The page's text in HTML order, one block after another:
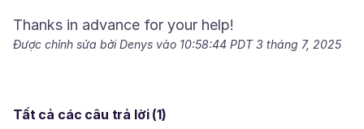
Được chỉnh sửa bởi Denys vào 10:58:44 PDT 3 tháng 7, 2025
Tất cả các câu trả lời (1)